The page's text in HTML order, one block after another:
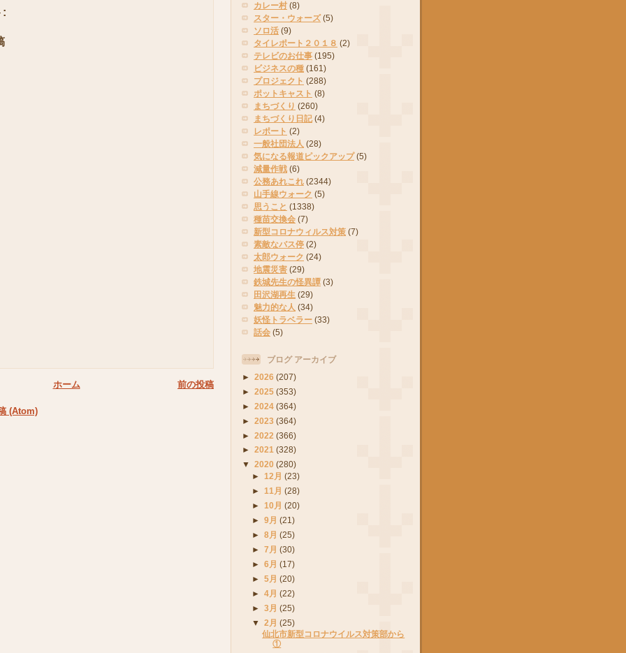
:
前の投稿
ホーム
(Atom)
カレー村 (8)
スター・ウォーズ (5)
ソロ活 (9)
タイレポート２０１８ (2)
テレビのお仕事 (195)
ビジネスの種 (161)
プロジェクト (288)
ポットキャスト (8)
まちづくり (260)
まちづくり日記 (4)
レポート (2)
一般社団法人 (28)
気になる報道ピックアップ (5)
減量作戦 (6)
公務あれこれ (2344)
山手線ウォーク (5)
思うこと (1338)
種苗交換会 (7)
新型コロナウィルス対策 (7)
素敵なバス停 (2)
太郎ウォーク (24)
地震災害 (29)
鉄城先生の怪異譚 (3)
田沢湖再生 (29)
魅力的な人 (34)
妖怪トラベラー (33)
話会 (5)
ブログ アーカイブ
► 2026 (207)
► 2025 (353)
► 2024 (364)
► 2023 (364)
► 2022 (366)
► 2021 (328)
▼ 2020 (280)
► 12月(23)
► 11月(28)
► 10月(20)
►9月(21)
►8月(25)
►7月(30)
►6月(17)
►5月(20)
►4月(22)
►3月(25)
▼2月(25)
仙北市新型コロナウイルス対策部から
①